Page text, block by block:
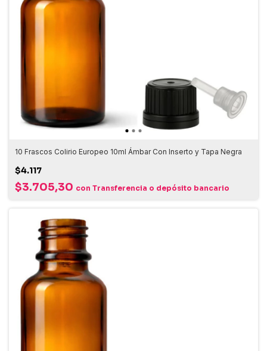
10 Frascos Colirio Europeo 10ml Ámbar Con Inserto y Tapa Negra
$4.117
$3.705,30 con Transferencia o depósito bancario